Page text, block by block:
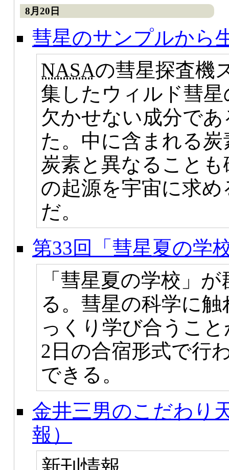
8月20日
彗星のサンプルから
NASAの彗星探査機
集したウィルド彗
欠かせない成分で
た。中に含まれる
炭素と異なること
の起源を宇宙に求
だ。
第33回「彗星夏の学
「彗星夏の学校」
る。彗星の科学に
っくり学び合うこ
2日の合宿形式で行
できる。
金井三男のこだわり
報）